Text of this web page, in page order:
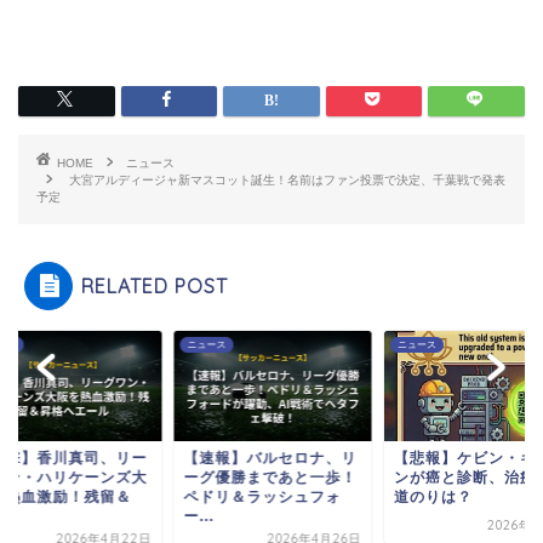
HOME
ニュース
大宮アルディージャ新マスコット誕生！名前はファン投票で決定、千葉戦で発表
予定
RELATED POST
報】バルセロナ、リ
優勝まであと一歩！
リ＆ラッシュフォ
2026年4月26日
ニュース
【悲報】ケビン・キーガ
ンが癌と診断、治療への
道のりは？
ニュース
【衝撃】香川真司、
グワン・ハリケーン
阪を熱血激励！残留